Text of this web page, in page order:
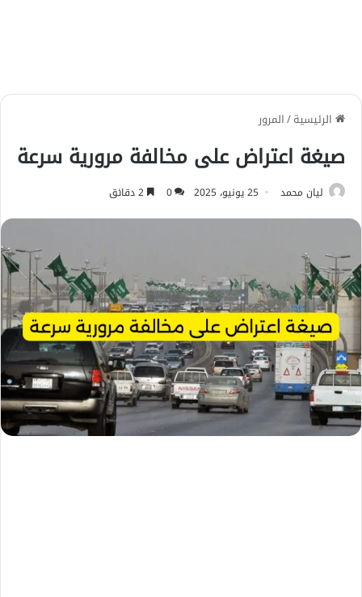
الرئيسية/المرور
صيغة اعتراض على مخالفة مرورية سرعة
ليان محمد 25 يونيو، 2025 0